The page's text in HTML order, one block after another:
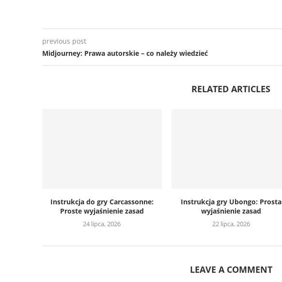
previous post
Midjourney: Prawa autorskie – co należy wiedzieć
RELATED ARTICLES
Instrukcja do gry Carcassonne:
Proste wyjaśnienie zasad
24 lipca, 2026
Instrukcja gry Ubongo: Prosta
wyjaśnienie zasad
22 lipca, 2026
LEAVE A COMMENT